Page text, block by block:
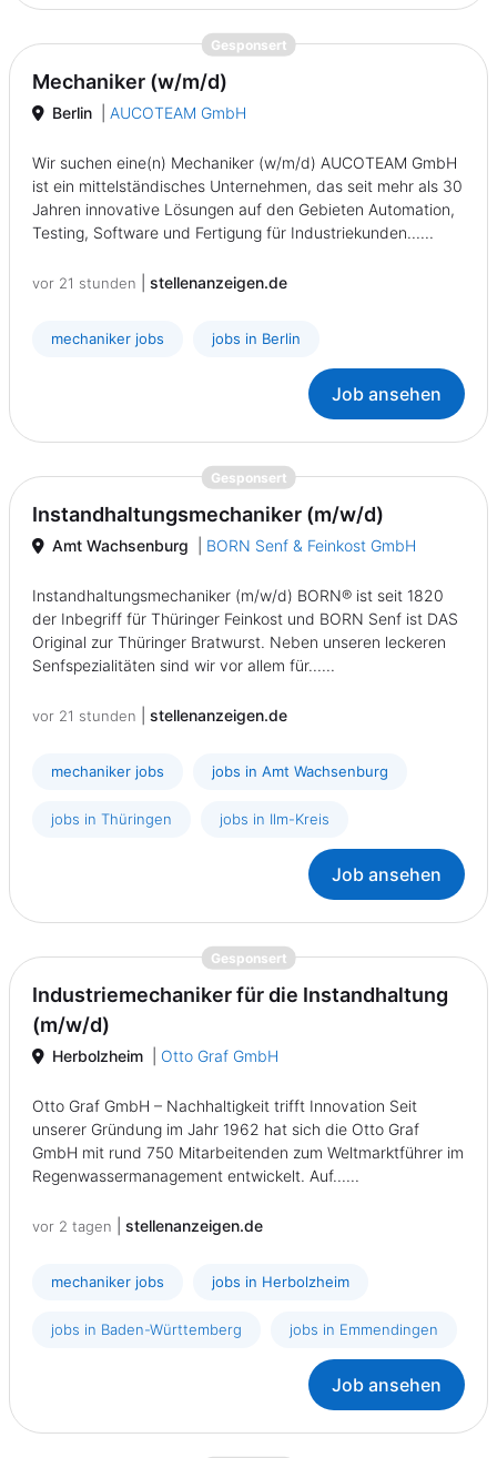
Gesponsert{prompt.job}
Mechaniker (w/m/d)
Berlin AUCOTEAM GmbH
Wir suchen eine(n) Mechaniker (w/m/d) AUCOTEAM GmbH
ist ein mittelständisches Unternehmen, das seit mehr als 30
Jahren innovative Lösungen auf den Gebieten Automation,
Testing, Software und Fertigung für Industriekunden......
vor 21 stunden stellenanzeigen.de
mechaniker jobs jobs in Berlin
Job ansehen
Gesponsert{prompt.job}
Instandhaltungsmechaniker (m/w/d)
Amt Wachsenburg BORN Senf & Feinkost GmbH
Instandhaltungsmechaniker (m/w/d) BORN® ist seit 1820
der Inbegriff für Thüringer Feinkost und BORN Senf ist DAS
Original zur Thüringer Bratwurst. Neben unseren leckeren
Senfspezialitäten sind wir vor allem für......
vor 21 stunden stellenanzeigen.de
mechaniker jobs jobs in Amt Wachsenburg
jobs in Thüringen jobs in Ilm-Kreis
Job ansehen
Gesponsert{prompt.job}
Industriemechaniker für die Instandhaltung
(m/w/d)
Herbolzheim Otto Graf GmbH
Otto Graf GmbH – Nachhaltigkeit trifft Innovation Seit
unserer Gründung im Jahr 1962 hat sich die Otto Graf
GmbH mit rund 750 Mitarbeitenden zum Weltmarktführer im
Regenwassermanagement entwickelt. Auf......
vor 2 tagen stellenanzeigen.de
mechaniker jobs jobs in Herbolzheim
jobs in Baden-Württemberg jobs in Emmendingen
Job ansehen